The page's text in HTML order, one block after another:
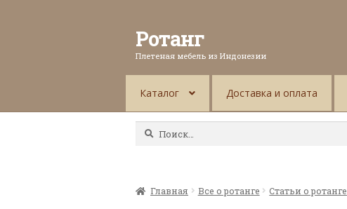
Ротанг
Плетеная мебель из Индонезии
Каталог Доставка и оплата
Найти:
Главная Все о ротанге Статьи о ротанге